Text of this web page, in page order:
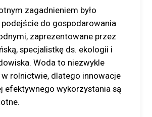
zagadnieniem było
do gospodarowania
zaprezentowane przez
specjalistkę ds. ekologii i
Woda to niezwykle
w rolnictwie, dlatego innowacje
efektywnego wykorzystania są